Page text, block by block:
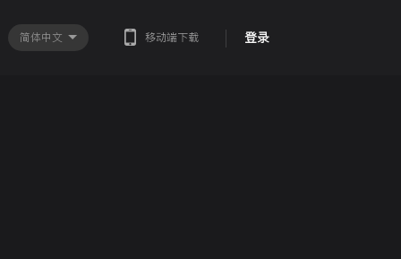
登录
移动端下载
简体中文